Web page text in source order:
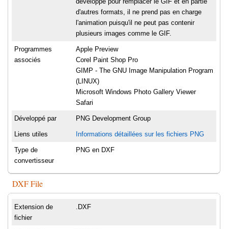
d'autres formats, il ne prend pas en charge
l'animation puisqu'il ne peut pas contenir
plusieurs images comme le GIF.
Programmes
associés
Apple Preview
Corel Paint Shop Pro
GIMP - The GNU Image Manipulation Program
(LINUX)
Microsoft Windows Photo Gallery Viewer
Safari
Développé par PNG Development Group
Liens utiles Informations détaillées sur les fichiers PNG
Type de
convertisseur
PNG en DXF
DXF File
Extension de
fichier
.DXF